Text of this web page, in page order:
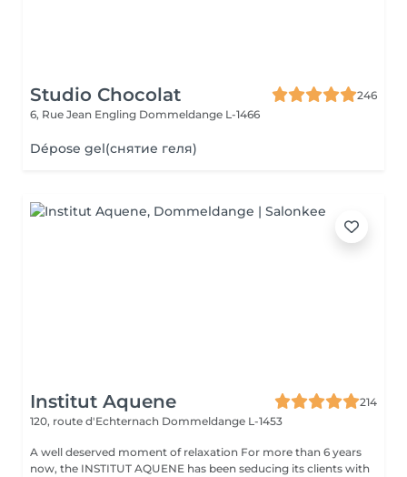
Studio Chocolat
246
6, Rue Jean Engling Dommeldange L-1466
Dépose gel(снятие геля)
Institut Aquene
214
120, route d'Echternach Dommeldange L-1453
A well deserved moment of relaxation For more than 6 years
now, the INSTITUT AQUENE has been seducing its clients with